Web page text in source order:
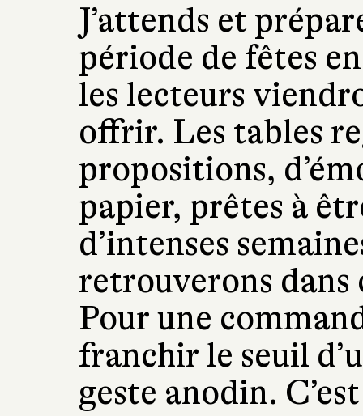
J’attends et
période de fêtes
les lecteurs
offrir. Les tables
propositions,
papier, prêtes à
d’intenses
retrouverons dans
Pour une
franchir le seuil
geste anodin.